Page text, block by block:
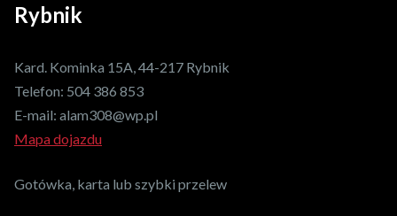
Rybnik
Kard. Kominka 15A, 44-217 Rybnik
Telefon: 504 386 853
E-mail: alam308@wp.pl
Mapa dojazdu
Gotówka, karta lub szybki przelew